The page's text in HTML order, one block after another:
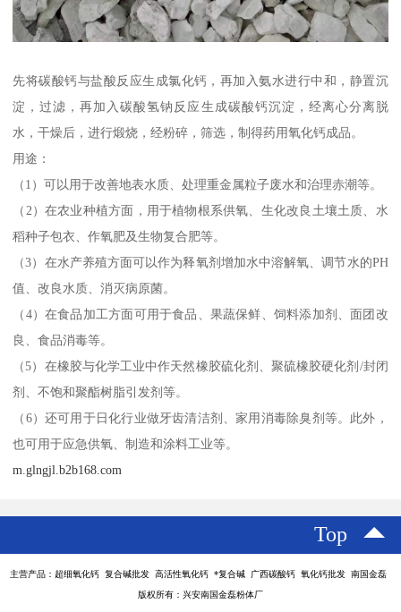
先将碳酸钙与盐酸反应生成氯化钙，再加入氨水进行中和，静置沉
淀，过滤，再加入碳酸氢钠反应生成碳酸钙沉淀，经离心分离脱
水，干燥后，进行煅烧，经粉碎，筛选，制得药用氧化钙成品。
用途：
（1）可以用于改善地表水质、处理重金属粒子废水和治理赤潮等。
（2）在农业种植方面，用于植物根系供氧、生化改良土壤土质、水
稻种子包衣、作氧肥及生物复合肥等。
（3）在水产养殖方面可以作为释氧剂增加水中溶解氧、调节水的PH
值、改良水质、消灭病原菌。
（4）在食品加工方面可用于食品、果蔬保鲜、饲料添加剂、面团改
良、食品消毒等。
（5）在橡胶与化学工业中作天然橡胶硫化剂、聚硫橡胶硬化剂/封闭
剂、不饱和聚酯树脂引发剂等。
（6）还可用于日化行业做牙齿清洁剂、家用消毒除臭剂等。此外，
也可用于应急供氧、制造和涂料工业等。
m.glngjl.b2b168.com
Top
主营产品：超细氧化钙 复合碱批发 高活性氧化钙 *复合碱 广西碳酸钙 氧化钙批发 南国金磊
版权所有：兴安南国金磊粉体厂